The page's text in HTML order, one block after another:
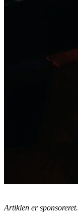
Artiklen er sponsoreret.